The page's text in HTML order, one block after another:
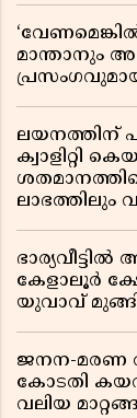
മാന്താനും
ലയനത്തിന്
ക്വാളിറ്റി
ലാഭത്തിലും
കേളാലൂർ
യുവാവ്
ജനന-മരണ
കോടതി
വലിയ